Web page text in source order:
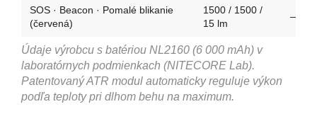
SOS · Beacon · Pomalé blikanie
(červená)
1500 / 1500 /
15 lm
—
Údaje výrobcu s batériou NL2160 (6 000 mAh) v
laboratórnych podmienkach (NITECORE Lab).
Patentovaný ATR modul automaticky reguluje výkon
podľa teploty pri dlhom behu na maximum.